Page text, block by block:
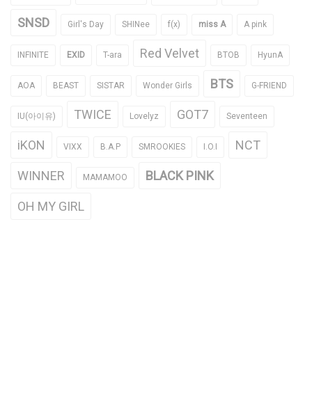
SNSD Girl's Day SHINee f(x) miss A A pink
INFINITE EXID T-ara Red Velvet BTOB HyunA
AOA BEAST SISTAR Wonder Girls BTS G-FRIEND
IU(아이유) TWICE Lovelyz GOT7 Seventeen
iKON VIXX B.A.P SMROOKIES I.O.I NCT
WINNER MAMAMOO BLACK PINK
OH MY GIRL